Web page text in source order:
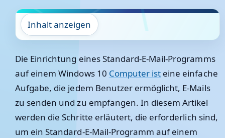
Inhalt anzeigen
Die Einrichtung eines Standard-E-Mail-Programms
auf einem Windows 10 Computer ist eine einfache
Aufgabe, die jedem Benutzer ermöglicht, E-Mails
zu senden und zu empfangen. In diesem Artikel
werden die Schritte erläutert, die erforderlich sind,
um ein Standard-E-Mail-Programm auf einem